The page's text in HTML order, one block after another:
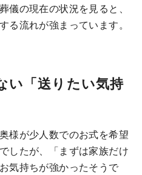
儀の現在の状況を見ると、
る流れが強まっています。
い「送りたい気持
様が少人数でのお式を希望
したが、「まずは家族だけ
気持ちが強かったそうで